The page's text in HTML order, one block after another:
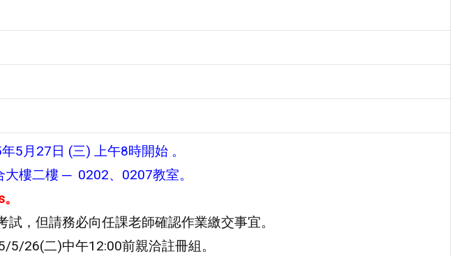
5月27日 (三) 上午8時開始 。
大樓二樓 ─ 0202、0207教室。
，但請務必向任課老師確認作業繳交事宜。
26(二)中午12:00前親洽註冊組。